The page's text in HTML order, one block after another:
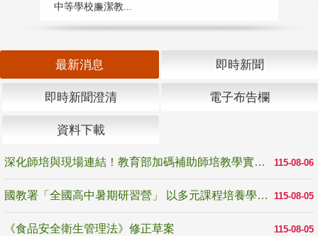
中等學校廉潔教...
最新消息 即時新聞
即時新聞澄清 電子布告欄
資料下載
115-08-06
深化師培與現場連結！教育部加碼補助師培教學實踐研究 10月師培國際研討會交流教學實踐經驗
115-08-05
國教署「全國高中暑期研習營」 以多元課程培養學生瞭解誠信專業與倫理價值
115-08-05
《食品安全衛生管理法》修正草案